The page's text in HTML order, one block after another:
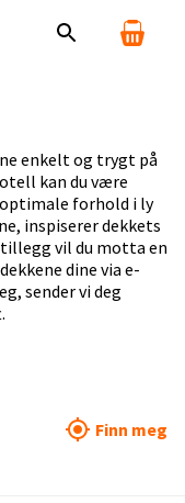
enkelt og trygt på
kan du være
optimale forhold i ly
inspiserer dekkets
vil du motta en
dine via e-
sender vi deg
Finn meg